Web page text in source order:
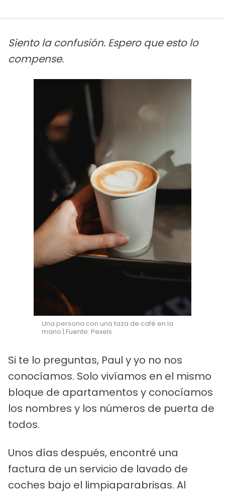
Siento la confusión. Espero que esto lo
compense.
Una persona con una taza de café en la
mano | Fuente: Pexels
Si te lo preguntas, Paul y yo no nos
conocíamos. Solo vivíamos en el mismo
bloque de apartamentos y conocíamos
los nombres y los números de puerta de
todos.
Unos días después, encontré una
factura de un servicio de lavado de
coches bajo el limpiaparabrisas. Al